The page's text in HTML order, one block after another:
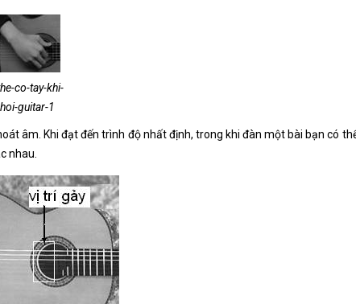
co-tay-khi-
guitar-1
âm. Khi đạt đến trình độ nhất định, trong khi đàn một bài bạn có
nhau.